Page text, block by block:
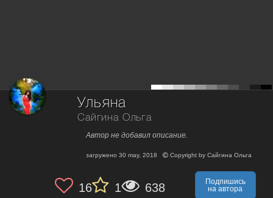
Ульяна
Сайгина Ольга
Автор не добавил описание.
загружено 30 may, 2018 Copyright by Сайгина Ольга
16 1 638
Подпишись
на автора